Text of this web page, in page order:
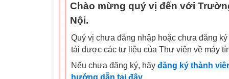
Chào mừng quý vị đến với
Nội.
Quý vị chưa đăng nhập hoặc chưa đăng
tải được các tư liệu của Thư viện về máy
Nếu chưa đăng ký, hãy đăng ký thành
hướng dẫn tại đây